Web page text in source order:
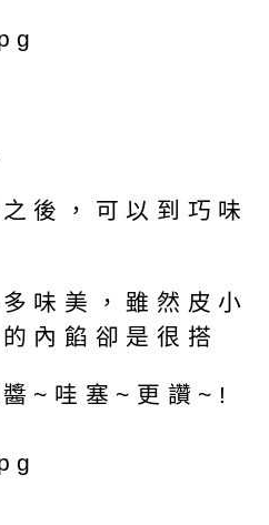
後，可以到巧味
味美，雖然皮小
內餡卻是很搭
~哇塞~更讚~!